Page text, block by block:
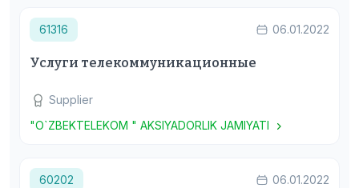
61316 06.01.2022
Услуги телекоммуникационные
Supplier
"O`ZBEKTELEKOM " AKSIYADORLIK JAMIYATI
60202 06.01.2022